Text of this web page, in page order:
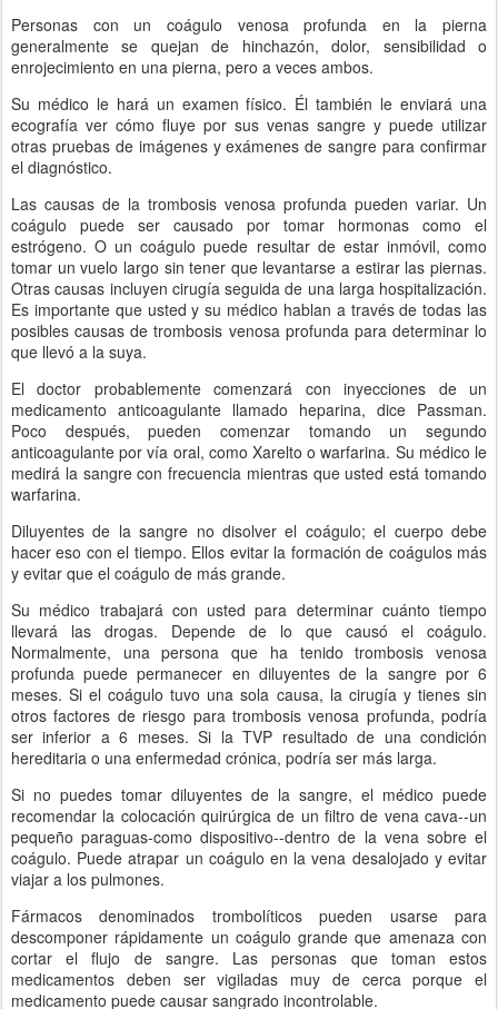
Personas con un coágulo venosa profunda en la pierna
generalmente se quejan de hinchazón, dolor, sensibilidad o
enrojecimiento en una pierna, pero a veces ambos.
Su médico le hará un examen físico. Él también le enviará una
ecografía ver cómo fluye por sus venas sangre y puede utilizar
otras pruebas de imágenes y exámenes de sangre para confirmar
el diagnóstico.
Las causas de la trombosis venosa profunda pueden variar. Un
coágulo puede ser causado por tomar hormonas como el
estrógeno. O un coágulo puede resultar de estar inmóvil, como
tomar un vuelo largo sin tener que levantarse a estirar las piernas.
Otras causas incluyen cirugía seguida de una larga hospitalización.
Es importante que usted y su médico hablan a través de todas las
posibles causas de trombosis venosa profunda para determinar lo
que llevó a la suya.
El doctor probablemente comenzará con inyecciones de un
medicamento anticoagulante llamado heparina, dice Passman.
Poco después, pueden comenzar tomando un segundo
anticoagulante por vía oral, como Xarelto o warfarina. Su médico le
medirá la sangre con frecuencia mientras que usted está tomando
warfarina.
Diluyentes de la sangre no disolver el coágulo; el cuerpo debe
hacer eso con el tiempo. Ellos evitar la formación de coágulos más
y evitar que el coágulo de más grande.
Su médico trabajará con usted para determinar cuánto tiempo
llevará las drogas. Depende de lo que causó el coágulo.
Normalmente, una persona que ha tenido trombosis venosa
profunda puede permanecer en diluyentes de la sangre por 6
meses. Si el coágulo tuvo una sola causa, la cirugía y tienes sin
otros factores de riesgo para trombosis venosa profunda, podría
ser inferior a 6 meses. Si la TVP resultado de una condición
hereditaria o una enfermedad crónica, podría ser más larga.
Si no puedes tomar diluyentes de la sangre, el médico puede
recomendar la colocación quirúrgica de un filtro de vena cava--un
pequeño paraguas-como dispositivo--dentro de la vena sobre el
coágulo. Puede atrapar un coágulo en la vena desalojado y evitar
viajar a los pulmones.
Fármacos denominados trombolíticos pueden usarse para
descomponer rápidamente un coágulo grande que amenaza con
cortar el flujo de sangre. Las personas que toman estos
medicamentos deben ser vigiladas muy de cerca porque el
medicamento puede causar sangrado incontrolable.